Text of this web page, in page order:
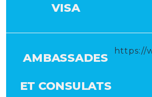
VISA
AMBASSADES
ET CONSULATS
https://